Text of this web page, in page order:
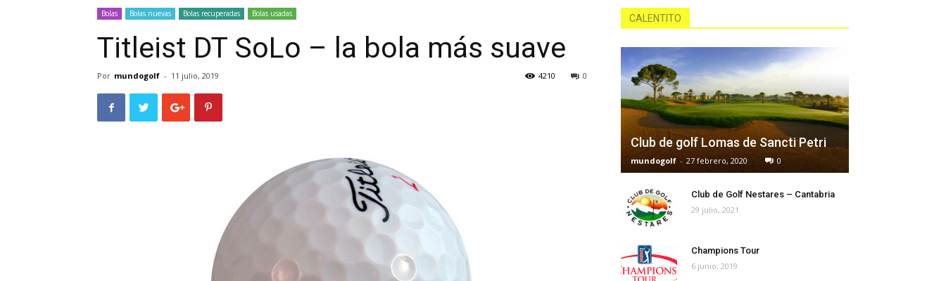
Bolas Bolas nuevas Bolas recuperadas Bolas usadas
Titleist DT SoLo – la bola más suave
Por mundogolf - 11 julio, 2019 0
4210
CALENTITO
Club de golf Lomas de Sancti Petri
mundogolf - 27 febrero, 2020 0
Club de Golf Nestares – Cantabria
29 julio, 2021
Champions Tour
6 junio, 2019